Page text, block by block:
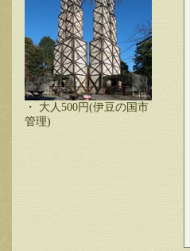
・ 大人500円(伊豆の国市
管理)